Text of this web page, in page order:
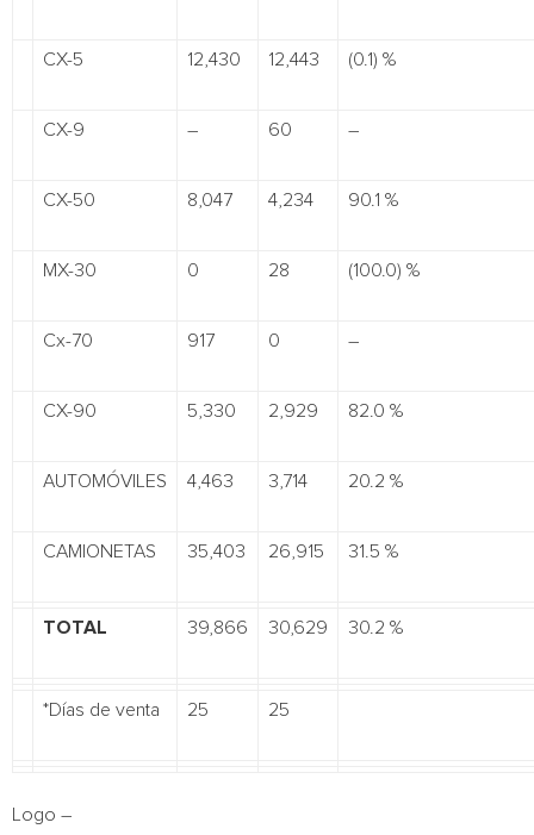
CX-5 12,430 12,443 (0.1) %
CX-9 – 60 –
CX-50 8,047 4,234 90.1 %
MX-30 0 28 (100.0) %
Cx-70 917 0 –
CX-90 5,330 2,929 82.0 %
AUTOMÓVILES 4,463 3,714 20.2 %
CAMIONETAS 35,403 26,915 31.5 %
TOTAL 39,866 30,629 30.2 %
*Días de venta 25 25
Logo –